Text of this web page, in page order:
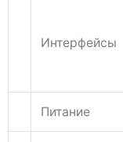
Интерфейсы
Питание